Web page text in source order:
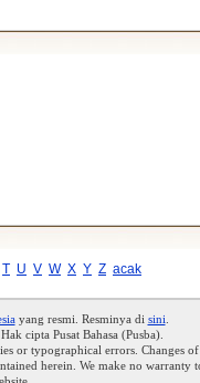
T U V W X Y Z acak
yang resmi. Resminya di sini
cipta Pusat Bahasa (Pusba).
or typographical errors. Changes of
herein. We make no warranty